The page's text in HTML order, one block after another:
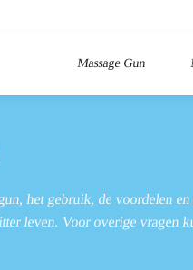
Massage Gun
het gebruik, de voordelen
leven. Voor overige vragen